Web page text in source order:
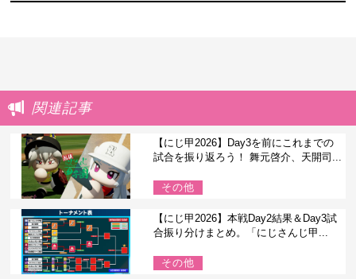
関連記事
【にじ甲2026】Day3を前にこれまでの
試合を振り返ろう！ 舞元啓介、天開司...
その他
【にじ甲2026】本戦Day2結果＆Day3試
合振り分けまとめ。「にじさんじ甲...
その他